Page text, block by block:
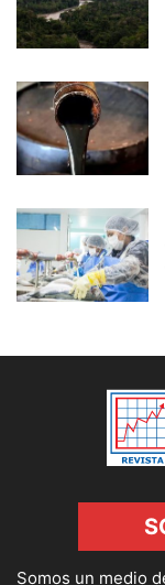
Somos un medio